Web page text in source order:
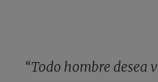
“Todo hombre desea